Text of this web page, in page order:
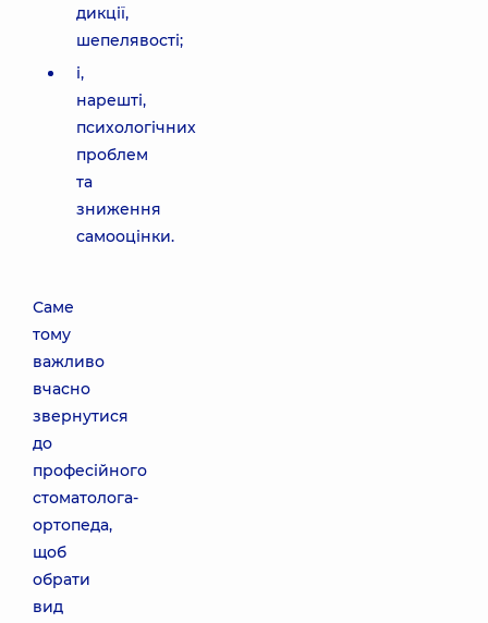
дикції,
шепелявості;
і,
нарешті,
психологічних
проблем
та
зниження
самооцінки.
Саме
тому
важливо
вчасно
звернутися
до
професійного
стоматолога-
ортопеда,
щоб
обрати
вид